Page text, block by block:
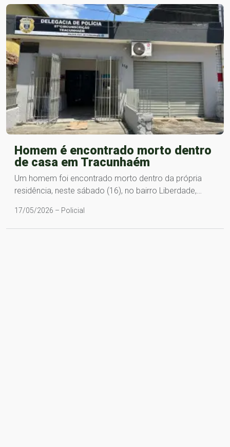
Homem é encontrado morto dentro
de casa em Tracunhaém
Um homem foi encontrado morto dentro da própria
residência, neste sábado (16), no bairro Liberdade,…
17/05/2026 – Policial